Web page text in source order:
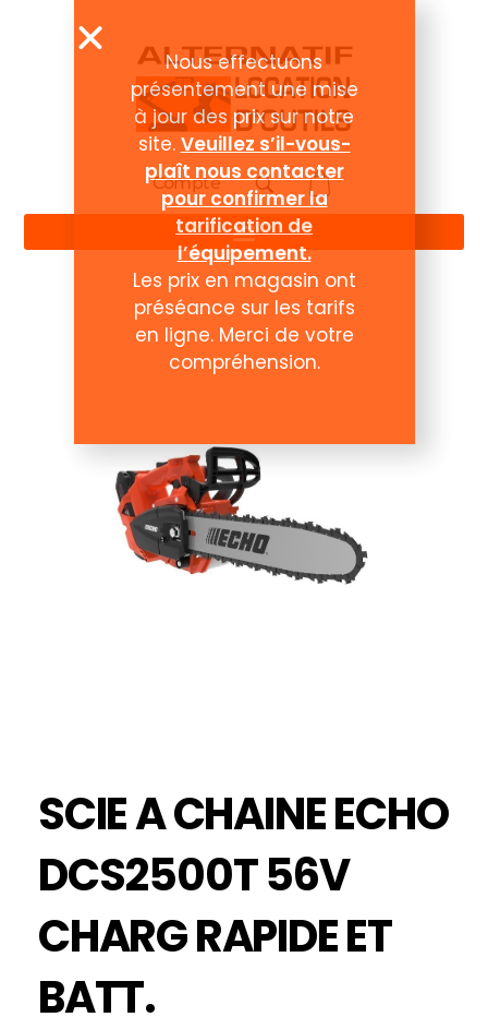
Compte
SCIE A CHAINE ECHO
DCS2500T 56V
CHARG RAPIDE ET
BATT.
Nous effectuons
présentement une mise
à jour des prix sur notre
site. Veuillez s’il-vous-
plaît nous contacter
pour confirmer la
tarification de
l’équipement.
Les prix en magasin ont
préséance sur les tarifs
en ligne. Merci de votre
compréhension.